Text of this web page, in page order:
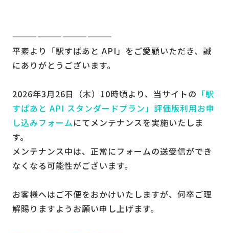
————————————
平素より「駅すぱあと API」をご愛顧いただき、誠
にありがとうございます。
2026年3月26日（木）10時頃より、当サイトの 「駅
すぱあと API スタンダードプラン」評価版利用お申
し込みフォームにてメンテナンスを実施いたしま
す。
メンテナンス中は、正常にフォームの送受信ができ
なくなる可能性がございます。
お客様へはご不便をおかけいたしますが、何卒ご理
解賜りますようお願い申し上げます。